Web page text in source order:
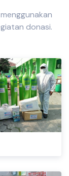
donasi.